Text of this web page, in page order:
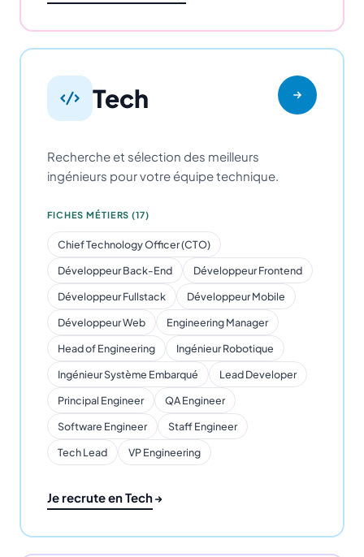
Tech
Recherche et sélection des meilleurs
ingénieurs pour votre équipe technique.
FICHES MÉTIERS (17)
Chief Technology Officer (CTO)
Développeur Back-End
Développeur Frontend
Développeur Fullstack
Développeur Mobile
Développeur Web
Engineering Manager
Head of Engineering
Ingénieur Robotique
Ingénieur Système Embarqué
Lead Developer
Principal Engineer
QA Engineer
Software Engineer
Staff Engineer
Tech Lead
VP Engineering
Je recrute en Tech